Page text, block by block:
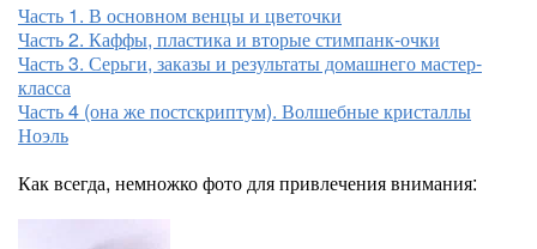
Часть 1. В основном венцы и цветочки
Часть 2. Каффы, пластика и вторые стимпанк-очки
Часть 3. Серьги, заказы и результаты домашнего мастер-
класса
Часть 4 (она же постскриптум). Волшебные кристаллы
Ноэль
Как всегда, немножко фото для привлечения внимания: